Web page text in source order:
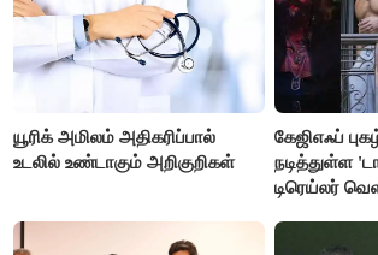
யூரிக் அமிலம் அதிகரிப்பால்
உடலில் உண்டாகும் அறிகுறிகள்
கேஜிஎஃப்
நடித்துள்ள
டிரெய்லர்